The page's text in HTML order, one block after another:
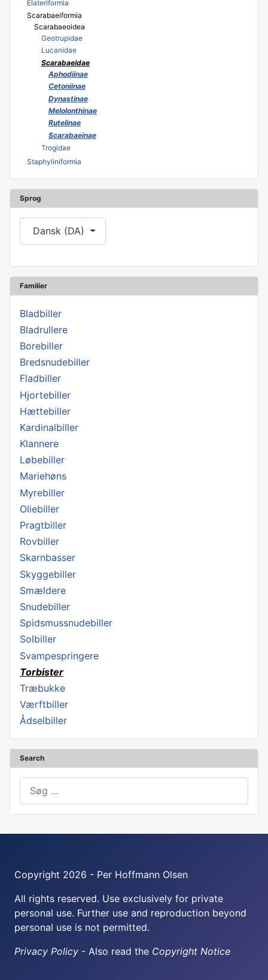
Elateriformia
Scarabaeiformia
Scarabaeoidea
Geotrupidae
Lucanidae
Scarabaeidae
Aphodiinae
Cetoniinae
Dynastinae
Melolonthinae
Rutelinae
Scarabaeinae
Trogidae
Staphyliniformia
Sprog
Vælg dit sprog
Dansk (DA)
Familier
Bladbiller
Bladrullere
Borebiller
Bredsnudebiller
Fladbiller
Hjortebiller
Hættebiller
Kardinalbiller
Klannere
Løbebiller
Mariehøns
Myrebiller
Oliebiller
Pragtbiller
Rovbiller
Skarnbasser
Skyggebiller
Smældere
Snudebiller
Spidsmussnudebiller
Solbiller
Svampespringere
Torbister
Træbukke
Værftbiller
Ådselbiller
Search
Copyright 2026 - Per Hoffmann Olsen
All rights reserved. Use exclusively for private
personal use. Further use and reproduction beyond
personal use is not permitted.
Privacy Policy - Also read the Copyright Notice